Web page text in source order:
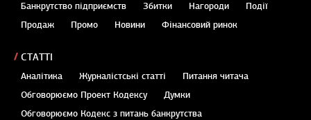
Банкрутство підприємств
Збитки Нагороди
Події
Продаж
Промо Новини Фінансовий ринок
СТАТТІ
Аналітика Журналістські статті
Питання читача
Обговорюємо Проект Кодексу
Думки
Обговорюємо Кодекс з питань банкрутства